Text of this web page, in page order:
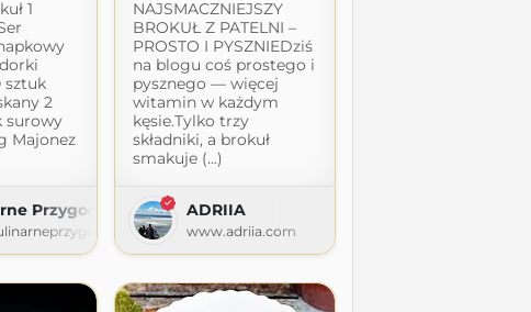
1
sztuk
2
surowy
Majonez
Przygody
NAJSMACZNIEJSZY
BROKUŁ Z PATELNI –
PROSTO I PYSZNIEDziś
na blogu coś prostego i
pysznego — więcej
witamin w każdym
kęsie.Tylko trzy
składniki, a brokuł
smakuje (...)
ADRIIA
www.adriia.com